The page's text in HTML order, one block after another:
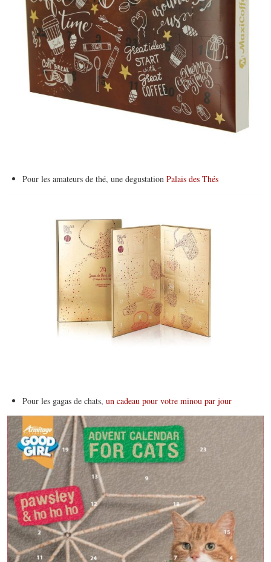
Pour les amateurs de thé, une degustation Palais des Thés
Pour les gagas de chats, un cadeau pour votre minou par jour